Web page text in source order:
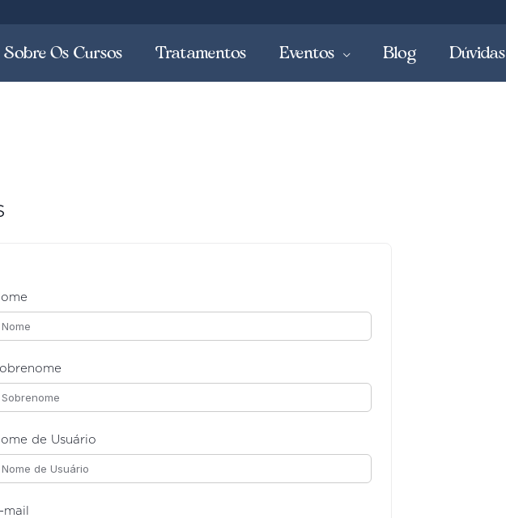
Sobre Os Cursos Tratamentos Eventos Blog Dúvidas
de Usuário
mail